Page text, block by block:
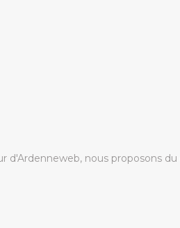
d'Ardenneweb, nous proposons